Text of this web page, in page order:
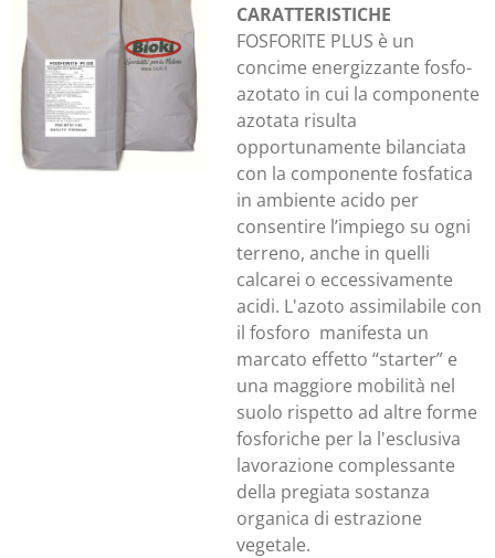
CARATTERISTICHE
FOSFORITE PLUS è un
concime energizzante fosfo-
azotato in cui la componente
azotata risulta
opportunamente bilanciata
con la componente fosfatica
in ambiente acido per
consentire l’impiego su ogni
terreno, anche in quelli
calcarei o eccessivamente
acidi. L'azoto assimilabile con
il fosforo manifesta un
marcato effetto “starter” e
una maggiore mobilità nel
suolo rispetto ad altre forme
fosforiche per la l'esclusiva
lavorazione complessante
della pregiata sostanza
organica di estrazione
vegetale.